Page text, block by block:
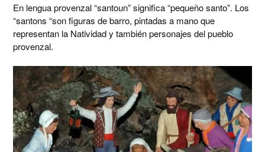
En lengua provenzal “santoun” significa “pequeño santo”. Los
“santons “son figuras de barro, pintadas a mano que
representan la Natividad y también personajes del pueblo
provenzal.